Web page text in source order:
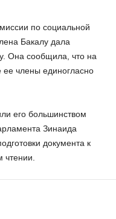
по социальной
Бакалу дала
Она сообщила, что на
члены единогласно
его большинством
Зинаида
документа к
чтении.